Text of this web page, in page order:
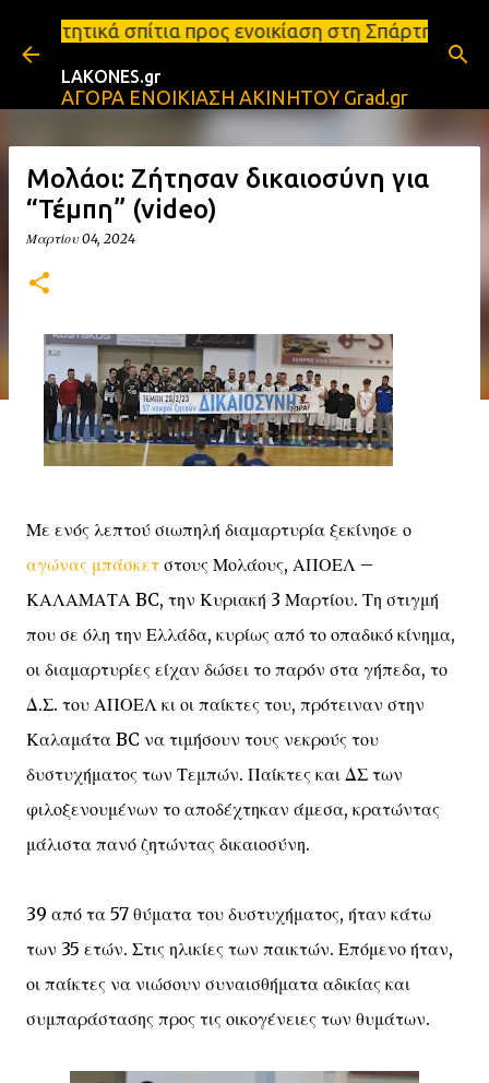
Μετάβαση στο κύριο περιεχόμενο
προς ενοικίαση στη Σπάρτη Ενοικιάσεις
LAKONES.gr
ΑΓΟΡΑ ΕΝΟΙΚΙΑΣΗ ΑΚΙΝΗΤΟΥ Grad.gr
Μολάοι: Ζήτησαν δικαιοσύνη για
“Τέμπη” (video)
Μαρτίου 04, 2024
Με ενός λεπτού σιωπηλή διαμαρτυρία ξεκίνησε ο
αγώνας μπάσκετ στους Μολάους, ΑΠΟΕΛ –
ΚΑΛΑΜΑΤΑ BC, την Κυριακή 3 Μαρτίου. Τη στιγμή
που σε όλη την Ελλάδα, κυρίως από το οπαδικό κίνημα,
οι διαμαρτυρίες είχαν δώσει το παρόν στα γήπεδα, το
Δ.Σ. του ΑΠΟΕΛ κι οι παίκτες του, πρότειναν στην
Καλαμάτα BC να τιμήσουν τους νεκρούς του
δυστυχήματος των Τεμπών. Παίκτες και ΔΣ των
φιλοξενουμένων το αποδέχτηκαν άμεσα, κρατώντας
μάλιστα πανό ζητώντας δικαιοσύνη.
39 από τα 57 θύματα του δυστυχήματος, ήταν κάτω
των 35 ετών. Στις ηλικίες των παικτών. Επόμενο ήταν,
οι παίκτες να νιώσουν συναισθήματα αδικίας και
συμπαράστασης προς τις οικογένειες των θυμάτων.